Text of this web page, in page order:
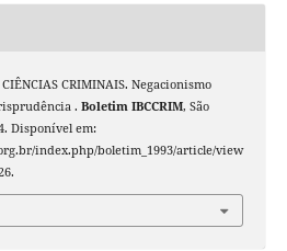
CRIMINAIS. Negacionismo
. Boletim IBCCRIM, São
Disponível em:
index.php/boletim_1993/article/view